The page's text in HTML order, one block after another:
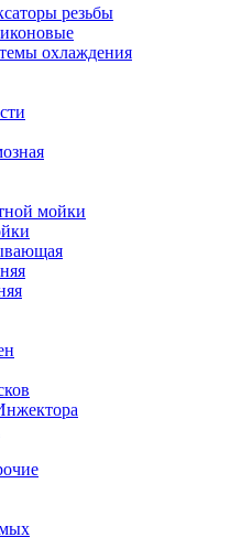
резьбы
охлаждения
мойки